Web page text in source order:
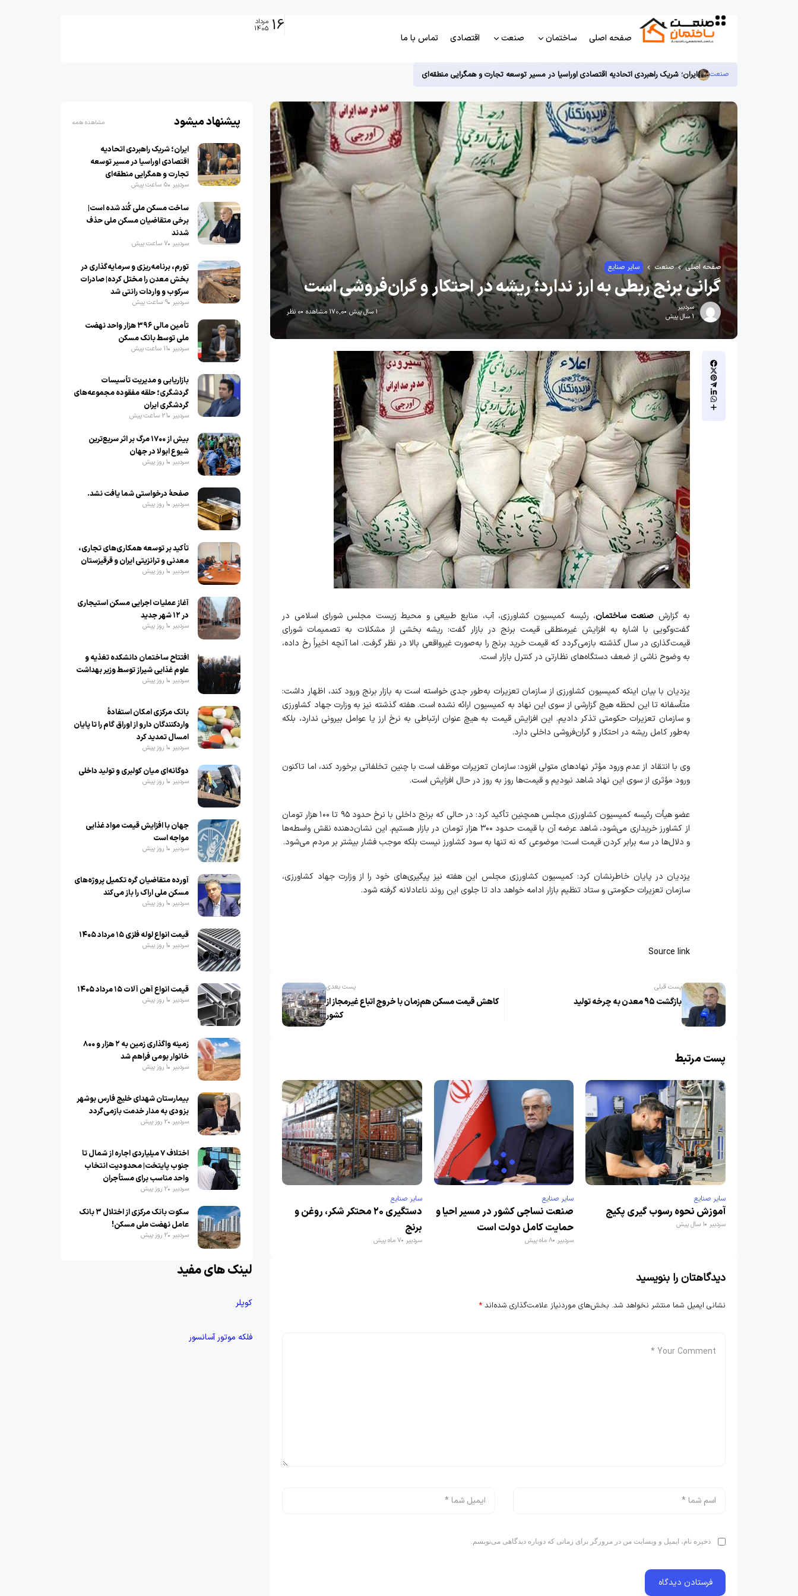
صفحه اصلی ساختمان صنعت اقتصادی تماس با ما
16 مرداد
1405
صنعت ایران؛ شریک راهبردی اتحادیه اقتصادی اوراسیا در مسیر توسعه تجارت و همگرایی منطقه‌ای
صفحه اصلی صنعت سایر صنایع
گرانی برنج ربطی به ارز ندارد؛ ریشه در احتکار و گران‌فروشی است
سردبیر
1 سال پیش
1 سال پیش 170,0 مشاهده 0 نظر
به گزارش صنعت ساختمان، رئیسه کمیسیون کشاورزی، آب، منابع طبیعی و محیط زیست مجلس شورای اسلامی در
گفت‌وگویی با اشاره به افزایش غیرمنطقی قیمت برنج در بازار گفت: ریشه بخشی از مشکلات به تصمیمات شورای
قیمت‌گذاری در سال گذشته بازمی‌گردد که قیمت خرید برنج را به‌صورت غیرواقعی بالا در نظر گرفت. اما آنچه اخیراً رخ داده،
به وضوح ناشی از ضعف دستگاه‌های نظارتی در کنترل بازار است.
یزدیان با بیان اینکه کمیسیون کشاورزی از سازمان تعزیرات به‌طور جدی خواسته است به بازار برنج ورود کند، اظهار داشت:
متأسفانه تا این لحظه هیچ گزارشی از سوی این نهاد به کمیسیون ارائه نشده است. هفته گذشته نیز به وزارت جهاد کشاورزی
و سازمان تعزیرات حکومتی تذکر دادیم. این افزایش قیمت به هیچ عنوان ارتباطی به نرخ ارز یا عوامل بیرونی ندارد، بلکه
به‌طور کامل ریشه در احتکار و گران‌فروشی داخلی دارد.
وی با انتقاد از عدم ورود مؤثر نهادهای متولی افزود: سازمان تعزیرات موظف است با چنین تخلفاتی برخورد کند، اما تاکنون
ورود مؤثری از سوی این نهاد شاهد نبودیم و قیمت‌ها روز به روز در حال افزایش است.
عضو هیأت رئیسه کمیسیون کشاورزی مجلس همچنین تأکید کرد: در حالی که برنج داخلی با نرخ حدود ۹۵ تا ۱۰۰ هزار تومان
از کشاورز خریداری می‌شود، شاهد عرضه آن با قیمت حدود ۳۰۰ هزار تومان در بازار هستیم. این نشان‌دهنده نقش واسطه‌ها
و دلال‌ها در سه برابر کردن قیمت است؛ موضوعی که نه تنها به سود کشاورز نیست بلکه موجب فشار بیشتر بر مردم می‌شود.
یزدیان در پایان خاطرنشان کرد: کمیسیون کشاورزی مجلس این هفته نیز پیگیری‌های خود را از وزارت جهاد کشاورزی،
سازمان تعزیرات حکومتی و ستاد تنظیم بازار ادامه خواهد داد تا جلوی این روند ناعادلانه گرفته شود.
Source link
پست قبلی
بازگشت ۹۵ معدن به چرخه تولید
پست بعدی
کاهش قیمت مسکن هم‌زمان با خروج اتباع غیرمجاز از
کشور
پست مرتبط
سایر صنایع
آموزش نحوه رسوب گیری پکیج
سردبیر 1 سال پیش
سایر صنایع
صنعت نساجی کشور در مسیر احیا و
حمایت کامل دولت است
سردبیر 8 ماه پیش
سایر صنایع
دستگیری ۲۰ محتکر شکر، روغن و
برنج
سردبیر 7 ماه پیش
دیدگاهتان را بنویسید
نشانی ایمیل شما منتشر نخواهد شد. بخش‌های موردنیاز علامت‌گذاری شده‌اند *
ذخیره نام، ایمیل و وبسایت من در مرورگر برای زمانی که دوباره دیدگاهی می‌نویسم.
پیشنهاد میشود مشاهده همه
ایران؛ شریک راهبردی اتحادیه
اقتصادی اوراسیا در مسیر توسعه
تجارت و همگرایی منطقه‌ای
سردبیر 5 ساعت پیش
ساخت مسکن ملی کُند شده است|
برخی متقاضیان مسکن ملی حذف
شدند
سردبیر 7 ساعت پیش
تورم، برنامه‌ریزی و سرمایه‌گذاری در
بخش معدن را مختل کرده| صادرات
سرکوب و واردات رانتی شد
سردبیر 9 ساعت پیش
تأمین مالی ۳۹۶ هزار واحد نهضت
ملی توسط بانک مسکن
سردبیر 11 ساعت پیش
بازاریابی و مدیریت تأسیسات
گردشگری؛ حلقه مفقوده مجموعه‌های
گردشگری ایران
سردبیر 21 ساعت پیش
بیش از ۱۷۰۰ مرگ بر اثر سریع‌ترین
شیوع ابولا در جهان
سردبیر 1 روز پیش
صفحهٔ درخواستی شما یافت نشد.
سردبیر 1 روز پیش
تأکید بر توسعه همکاری‌های تجاری،
معدنی و ترانزیتی ایران و قرقیزستان
سردبیر 1 روز پیش
آغاز عملیات اجرایی مسکن استیجاری
در ۱۲ شهر جدید
سردبیر 1 روز پیش
افتتاح ساختمان دانشکده تغذیه و
علوم غذایی شیراز توسط وزیر بهداشت
سردبیر 1 روز پیش
بانک مرکزی امکان استفادۀ
واردکنندگان دارو از اوراق گام را تا پایان
امسال تمدید کرد
سردبیر 1 روز پیش
دوگانه‌ای میان کولبری و تولید داخلی
سردبیر 1 روز پیش
جهان با افزایش قیمت مواد غذایی
مواجه است
سردبیر 1 روز پیش
آورده متقاضیان گره تکمیل پروژه‌های
مسکن ملی اراک را باز می‌کند
سردبیر 1 روز پیش
قیمت انواع لوله فلزی ۱۵ مرداد ۱۴۰۵
سردبیر 1 روز پیش
قیمت انواع آهن آلات ۱۵ مرداد ۱۴۰۵
سردبیر 1 روز پیش
زمینه واگذاری زمین به ۲ هزار و ۸۰۰
خانوار بومی فراهم شد
سردبیر 1 روز پیش
بیمارستان شهدای خلیج فارس بوشهر
بزودی به مدار خدمت بازمی‌گردد
سردبیر 2 روز پیش
اختلاف ۷ میلیاردی اجاره از شمال تا
جنوب پایتخت| محدودیت انتخاب
واحد مناسب برای مستأجران
سردبیر 2 روز پیش
سکوت بانک مرکزی از اختلال ۳ بانک
عامل نهضت ملی مسکن!
سردبیر 2 روز پیش
لینک های مفید
کوپلر
فلکه موتور آسانسور